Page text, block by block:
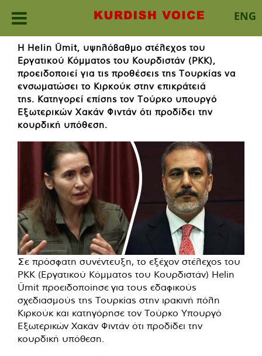
ENG
content
Η Helin Ümit, υψηλόβαθμο στέλεχος του
Εργατικού Κόμματος του Κουρδιστάν (PKK),
προειδοποιεί για τις προθέσεις της Τουρκίας να
ενσωματώσει το Κιρκούκ στην επικράτειά
της. Κατηγορεί επίσης τον Τούρκο υπουργό
Εξωτερικών Χακάν Φιντάν ότι προδίδει την
κουρδική υπόθεση.
Σε πρόσφατη συνέντευξη, το εξέχον στέλεχος του
PKK (Εργατικού Κόμματος του Κουρδιστάν) Helin
Ümit προειδοποίησε για τους εδαφικούς
σχεδιασμούς της Τουρκίας στην ιρακινή πόλη
Κιρκούκ και κατηγόρησε τον Τούρκο Υπουργό
Εξωτερικών Χακάν Φιντάν ότι προδίδει την
κουρδική υπόθεση.